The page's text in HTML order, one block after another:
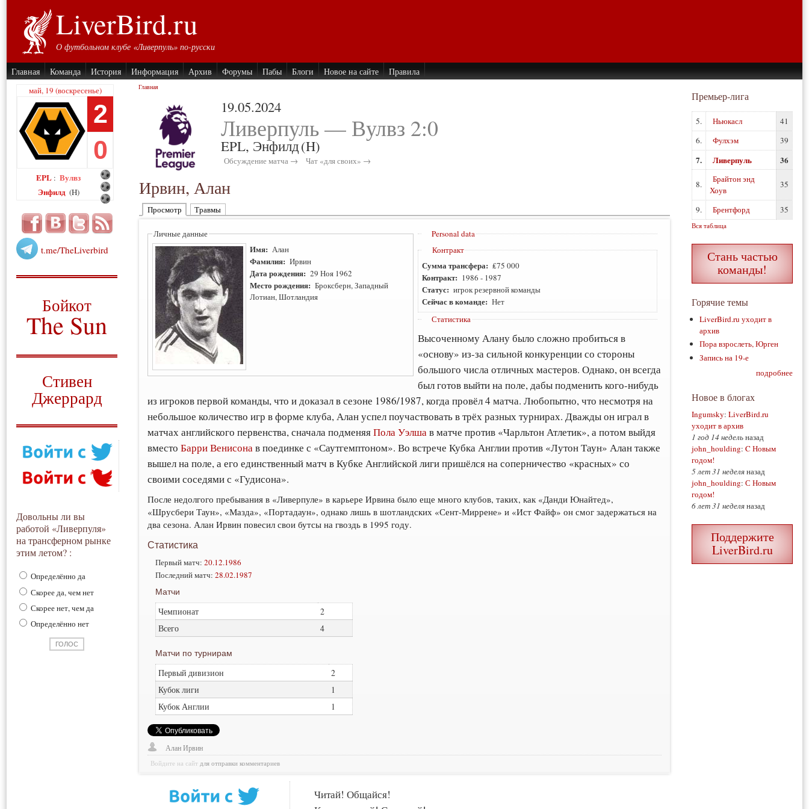
LiverBird.ru
О футбольном клубе «Ливерпуль» по-русски
Главная Команда История Информация Архив Форумы Пабы Блоги Новое на сайте Правила
май, 19 (воскресенье)
2
0
EPL : Вулвз
Энфилд (H)
t.me/TheLiverbird
Бойкот
The Sun
Стивен
Джеррард
Довольны ли вы
работой «Ливерпуля»
на трансферном рынке
этим летом? :
Определённо да
Скорее да, чем нет
Скорее нет, чем да
Определённо нет
Главная
19.05.2024
Ливерпуль — Вулвз 2:0
EPL, Энфилд(H)
Обсуждение матча → Чат «для своих» →
Ирвин, Алан
Просмотр Травмы
Личные данные
Имя: Алан
Фамилия: Ирвин
Дата рождения: 29 Ноя 1962
Место рождения: Броксберн, Западный
Лотиан, Шотландия
Personal data
Контракт
Сумма трансфера: ₤75 000
Контракт: 1986 - 1987
Статус: игрок резервной команды
Сейчас в команде: Нет
Статистика
Высоченному Алану было сложно пробиться в
«основу» из-за сильной конкуренции со стороны
большого числа отличных мастеров. Однако, он всегда
был готов выйти на поле, дабы подменить кого-нибудь
из игроков первой команды, что и доказал в сезоне 1986/1987, когда провёл 4 матча. Любопытно, что несмотря на
небольшое количество игр в форме клуба, Алан успел поучаствовать в трёх разных турнирах. Дважды он играл в
матчах английского первенства, сначала подменяяПола Уэлшав матче против «Чарльтон Атлетик», а потом выйдя
вместоБарри Венисонав поединке с «Саутгемптоном». Во встрече Кубка Англии против «Лутон Таун» Алан также
вышел на поле, а его единственный матч в Кубке Английской лиги пришёлся на соперничество «красных» со
своими соседями с «Гудисона».
После недолгого пребывания в «Ливерпуле» в карьере Ирвина было еще много клубов, таких, как «Данди Юнайтед»,
«Шрусбери Таун», «Мазда», «Портадаун», однако лишь в шотландских «Сент-Миррене» и «Ист Файф» он смог задержаться на
два сезона. Алан Ирвин повесил свои бутсы на гвоздь в 1995 году.
Статистика
Первый матч: 20.12.1986
Последний матч: 28.02.1987
Матчи
Чемпионат
2
Всего
4
Матчи по турнирам
Первый дивизион
2
Кубок лиги
1
Кубок Англии
1
Алан Ирвин
Войдите на сайт для отправки комментариев
Читай! Общайся!
Премьер-лига
5. Ньюкасл
41
6.
Фулхэм 39
7. Ливерпуль 36
8.
Брайтон энд
Хоув
35
9. Брентфорд 35
Вся таблица
Стань частью
команды!
Горячие темы
LiverBird.ru уходит в
архив
Пора взрослеть, Юрген
Запись на 19-е
подробнее
Новое в блогах
Ingumsky: LiverBird.ru
уходит в архив
1 год 14 недельназад
john_houlding: C Новым
годом!
5 лет 31 неделяназад
john_houlding: С Новым
годом!
6 лет 31 неделяназад
Поддержите
LiverBird.ru